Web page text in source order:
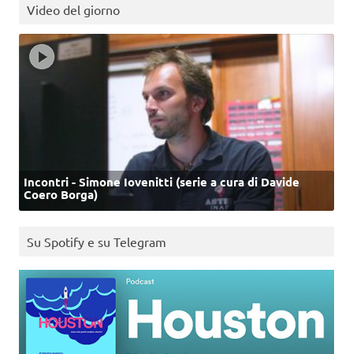
Video del giorno
Incontri - Simone Iovenitti (serie a cura di Davide
Coero Borga)
Su Spotify e su Telegram